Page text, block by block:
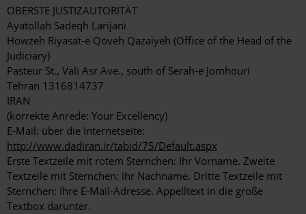
OBERSTE JUSTIZAUTORITÄT
Ayatollah Sadeqh Larijani
Howzeh Riyasat-e Qoveh Qazaiyeh (Office of the Head of the
Judiciary)
Pasteur St., Vali Asr Ave., south of Serah-e Jomhouri
Tehran 1316814737
IRAN
(korrekte Anrede: Your Excellency)
E-Mail: über die Internetseite:
http://www.dadiran.ir/tabid/75/Default.aspx
Erste Textzeile mit rotem Sternchen: Ihr Vorname. Zweite
Textzeile mit Sternchen: Ihr Nachname. Dritte Textzeile mit
Sternchen: Ihre E-Mail-Adresse. Appelltext in die große
Textbox darunter.